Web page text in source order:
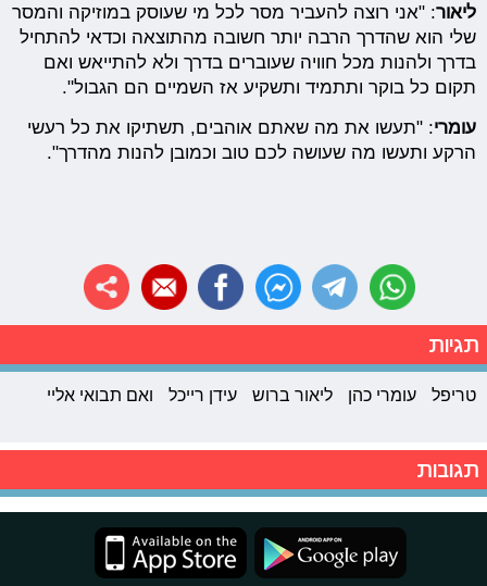
ליאור: "אני רוצה להעביר מסר לכל מי שעוסק במוזיקה והמסר
שלי הוא שהדרך הרבה יותר חשובה מהתוצאה וכדאי להתחיל
בדרך ולהנות מכל חוויה שעוברים בדרך ולא להתייאש ואם
תקום כל בוקר ותתמיד ותשקיע אז השמיים הם הגבול".
עומרי: "תעשו את מה שאתם אוהבים, תשתיקו את כל רעשי
הרקע ותעשו מה שעושה לכם טוב וכמובן להנות מהדרך".
תגיות
טריפל עומרי כהן ליאור ברוש עידן רייכל ואם תבואי אליי
תגובות